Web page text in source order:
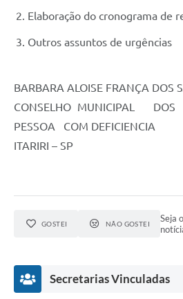
Elaboração do cronograma de
Outros assuntos de urgências
BARBARA ALOISE FRANÇA DOS
CONSELHO MUNICIPAL
PESSOA COM DEFICIENCIA
ITARIRI – SP
GOSTEI NÃO GOSTEI
Seja
Secretarias Vinculadas